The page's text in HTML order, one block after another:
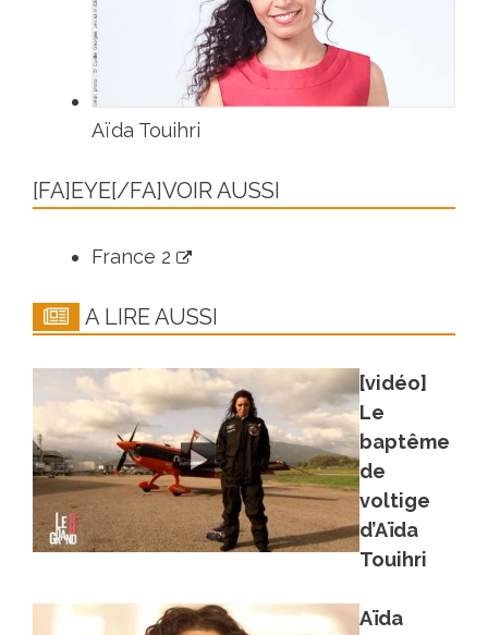
Aïda Touihri
[FA]EYE[/FA]VOIR AUSSI
France 2
A LIRE AUSSI
[vidéo]
Le
baptême
de
voltige
d’Aïda
Touihri
Aïda